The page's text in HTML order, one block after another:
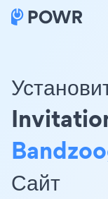
Сайт